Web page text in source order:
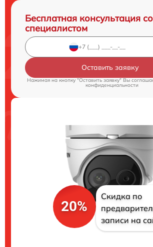
Бесплатная консультация со
специалистом
Оставить заявку
Нажимая на кнопку "Оставить заявку" Вы
конфиденциальности
20%
Скидка по
записи на